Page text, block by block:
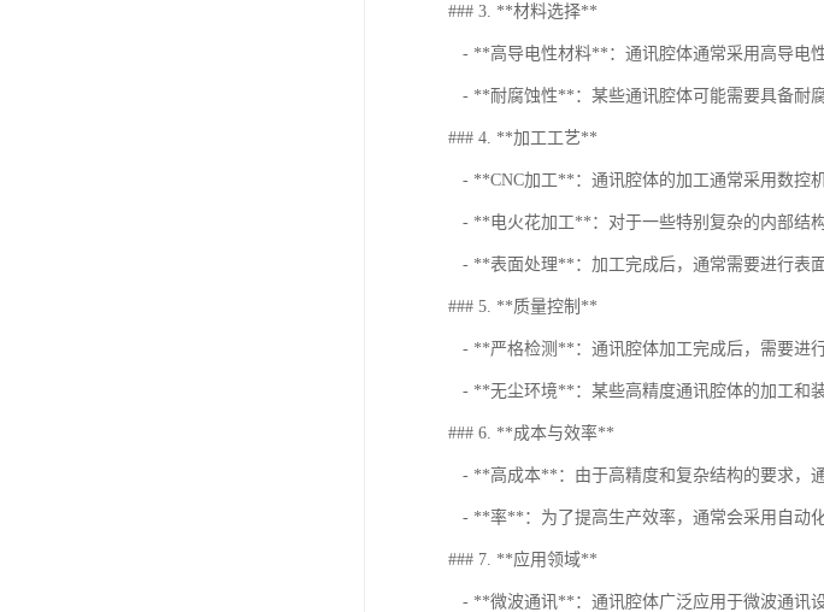
### 3. **材料选择**
- **高导电性材料**：通讯腔体通常采用高导电
- **耐腐蚀性**：某些通讯腔体可能需要具备耐
### 4. **加工工艺**
- **CNC加工**：通讯腔体的加工通常采用数控
- **电火花加工**：对于一些特别复杂的内部结
- **表面处理**：加工完成后，通常需要进行表
### 5. **质量控制**
- **严格检测**：通讯腔体加工完成后，需要进
- **无尘环境**：某些高精度通讯腔体的加工和
### 6. **成本与效率**
- **高成本**：由于高精度和复杂结构的要求，
- **率**：为了提高生产效率，通常会采用自动
### 7. **应用领域**
- **微波通讯**：通讯腔体广泛应用于微波通讯